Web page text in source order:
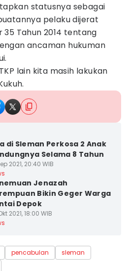
statusnya sebagai
pelaku dijerat
35 Tahun 2014 tentang
ancaman hukuman
lain kita masih lakukan
di Sleman Perkosa 2 Anak
Selama 8 Tahun
2021, 20:40 WIB
Jenazah
Bikin Geger Warga
Depok
2021, 18:00 WIB
pencabulan
sleman